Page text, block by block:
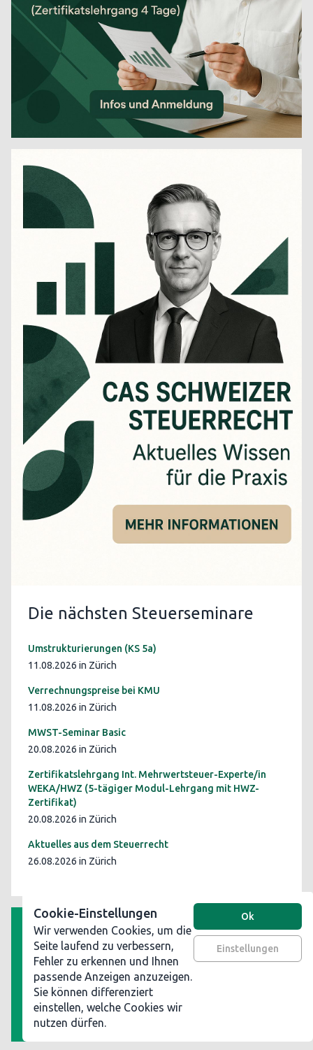
Die nächsten Steuerseminare
Umstrukturierungen (KS 5a)
11.08.2026 in Zürich
Verrechnungspreise bei KMU
11.08.2026 in Zürich
MWST-Seminar Basic
20.08.2026 in Zürich
Zertifikatslehrgang Int. Mehrwertsteuer-Experte/in
WEKA/HWZ (5-tägiger Modul-Lehrgang mit HWZ-
Zertifikat)
20.08.2026 in Zürich
Aktuelles aus dem Steuerrecht
26.08.2026 in Zürich
AGB
Datenschutz
Impressum
Werben Sie auf steuerinformationen.ch
Cookie-Einstellungen
Wir verwenden Cookies, um die
Seite laufend zu verbessern,
Fehler zu erkennen und Ihnen
passende Anzeigen anzuzeigen.
Sie können differenziert
einstellen, welche Cookies wir
nutzen dürfen.
Ok
Einstellungen